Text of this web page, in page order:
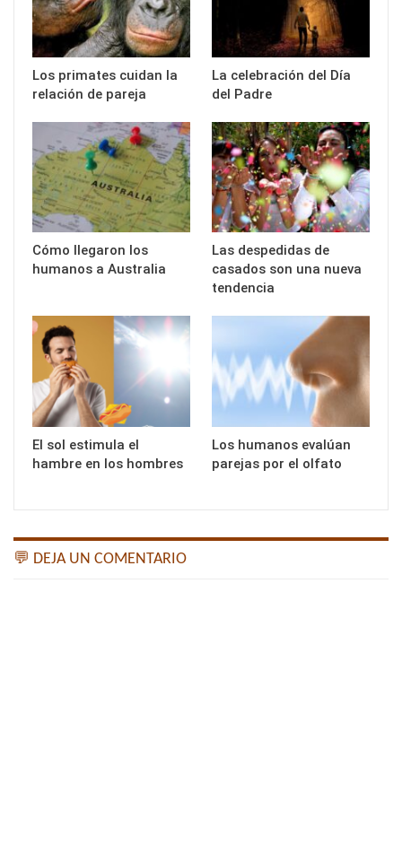
Los primates cuidan la
relación de pareja
La celebración del Día
del Padre
Cómo llegaron los
humanos a Australia
Las despedidas de
casados son una nueva
tendencia
El sol estimula el
hambre en los hombres
Los humanos evalúan
parejas por el olfato
💬 DEJA UN COMENTARIO